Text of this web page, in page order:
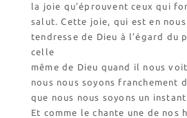
la joie qu’éprouvent ceux qui
salut. Cette joie, qui est en
tendresse de Dieu à l’égard du
celle
même de Dieu quand il nous
nous nous soyons franchement
que nous nous soyons un
Et comme le chante une de nos